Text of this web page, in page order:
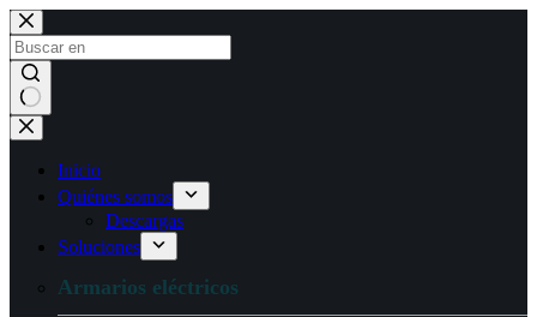
Ir
al
contenido
Sin
resultados
Inicio
Quiénes somos
Descargas
Soluciones
Armarios eléctricos